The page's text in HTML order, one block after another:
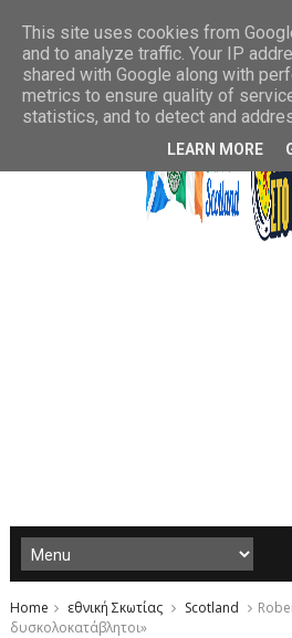
Home εθνική Σκωτίας Scotland
δυσκολοκατάβλητοι»
This site uses cookies from
and to analyze traffic. Your IP
shared with Google along with
metrics to ensure quality of
statistics, and to detect and
LEARN MORE